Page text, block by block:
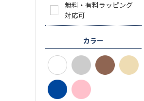
無料・有料ラッピング
対応可
カラー